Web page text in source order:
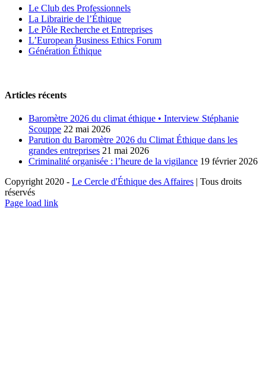
Le Club des Professionnels
La Librairie de l’Éthique
Le Pôle Recherche et Entreprises
L’European Business Ethics Forum
Génération Éthique
Articles récents
Baromètre 2026 du climat éthique • Interview Stéphanie
Scouppe 22 mai 2026
Parution du Baromètre 2026 du Climat Éthique dans les
grandes entreprises 21 mai 2026
Criminalité organisée : l’heure de la vigilance 19 février 2026
Copyright 2020 - Le Cercle d'Éthique des Affaires | Tous droits
réservés
LinkedIn
X
Page load link